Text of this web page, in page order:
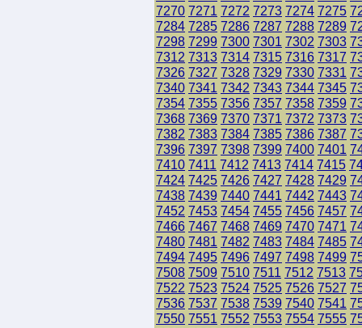
7270 7271 7272 7273 7274 7275
7284 7285 7286 7287 7288 7289
7298 7299 7300 7301 7302 7303
7312 7313 7314 7315 7316 7317
7326 7327 7328 7329 7330 7331
7340 7341 7342 7343 7344 7345
7354 7355 7356 7357 7358 7359
7368 7369 7370 7371 7372 7373
7382 7383 7384 7385 7386 7387
7396 7397 7398 7399 7400 7401
7410 7411 7412 7413 7414 7415
7424 7425 7426 7427 7428 7429
7438 7439 7440 7441 7442 7443
7452 7453 7454 7455 7456 7457
7466 7467 7468 7469 7470 7471
7480 7481 7482 7483 7484 7485
7494 7495 7496 7497 7498 7499
7508 7509 7510 7511 7512 7513
7522 7523 7524 7525 7526 7527
7536 7537 7538 7539 7540 7541
7550 7551 7552 7553 7554 7555